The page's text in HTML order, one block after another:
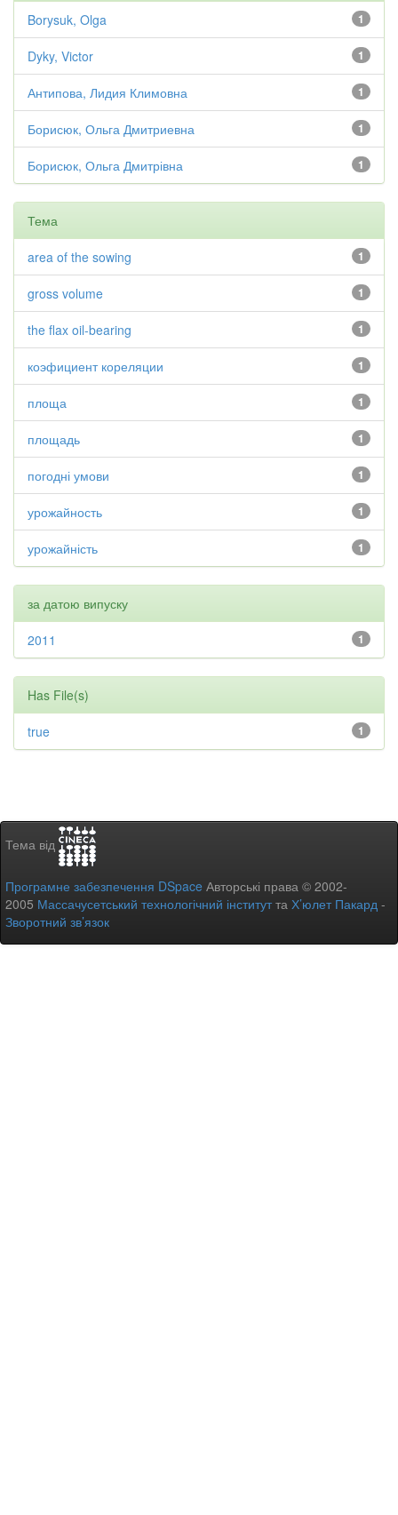
1
Borysuk, Olga
1
Dyky, Victor
1
Антипова, Лидия Климовна
1
Борисюк, Ольга Дмитриевна
1
Борисюк, Ольга Дмитрівна
Тема
1
area of the sowing
1
gross volume
1
the flax oil-bearing
1
коэфициент кореляции
1
площа
1
площадь
1
погодні умови
1
урожайность
1
урожайність
за датою випуску
1
2011
Has File(s)
1
true
Тема від
Програмне забезпечення DSpace Авторські права © 2002-
2005 Массачусетський технологічний інститутта Х’юлет Пакард -
Зворотний зв’язок